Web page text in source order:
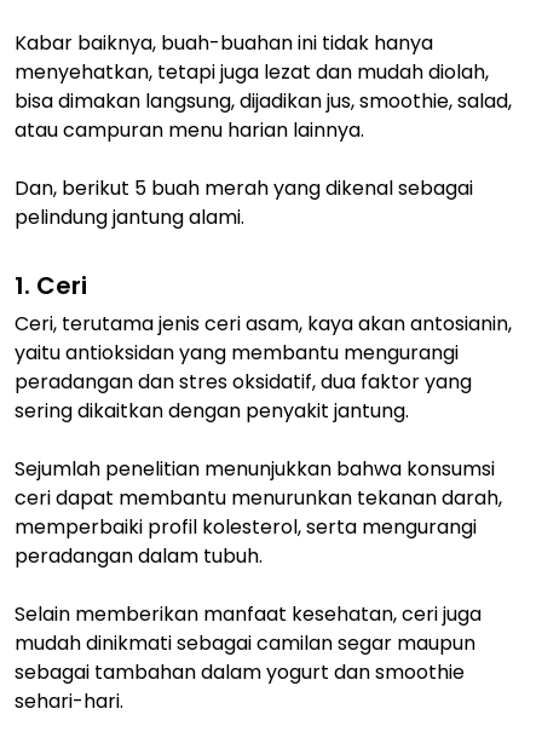
Kabar baiknya, buah-buahan ini tidak hanya
menyehatkan, tetapi juga lezat dan mudah diolah,
bisa dimakan langsung, dijadikan jus, smoothie, salad,
atau campuran menu harian lainnya.
Dan, berikut 5 buah merah yang dikenal sebagai
pelindung jantung alami.
1. Ceri
Ceri, terutama jenis ceri asam, kaya akan antosianin,
yaitu antioksidan yang membantu mengurangi
peradangan dan stres oksidatif, dua faktor yang
sering dikaitkan dengan penyakit jantung.
Sejumlah penelitian menunjukkan bahwa konsumsi
ceri dapat membantu menurunkan tekanan darah,
memperbaiki profil kolesterol, serta mengurangi
peradangan dalam tubuh.
Selain memberikan manfaat kesehatan, ceri juga
mudah dinikmati sebagai camilan segar maupun
sebagai tambahan dalam yogurt dan smoothie
sehari-hari.